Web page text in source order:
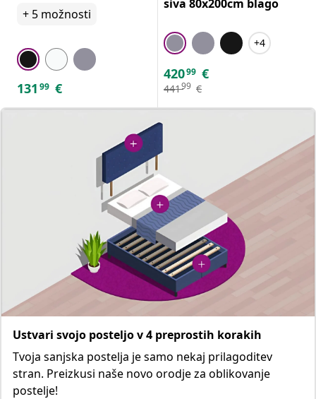
+ 5 možnosti
131 99 €
siva 80x200cm blago
+4
42099 €
44199 €
Ustvari svojo posteljo v 4 preprostih korakih
Tvoja sanjska postelja je samo nekaj prilagoditev
stran. Preizkusi naše novo orodje za oblikovanje
postelje!